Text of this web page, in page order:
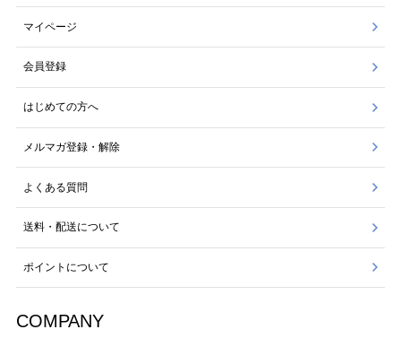
マイページ
会員登録
はじめての方へ
メルマガ登録・解除
よくある質問
送料・配送について
ポイントについて
COMPANY